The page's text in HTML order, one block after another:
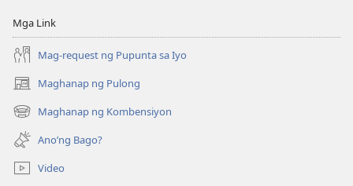
Mga Link
Mag-request ng Pupunta sa Iyo
Maghanap ng Pulong
(may
bubukas
na
bagong
window)
Maghanap ng Kombensiyon
(may
bubukas
na
bagong
window)
Ano’ng Bago?
Video